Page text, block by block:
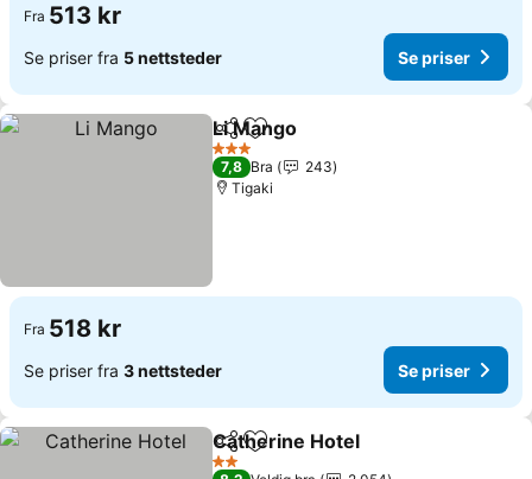
Fra 513 kr
Se priser fra 5 nettsteder Se priser
Del Legg til i favoritter
Li Mango
3 Stjerner
7,8 Bra
243
Tigaki
Fra 518 kr
Se priser fra 3 nettsteder Se priser
Del Legg til i favoritter
Catherine Hotel
2 Stjerner